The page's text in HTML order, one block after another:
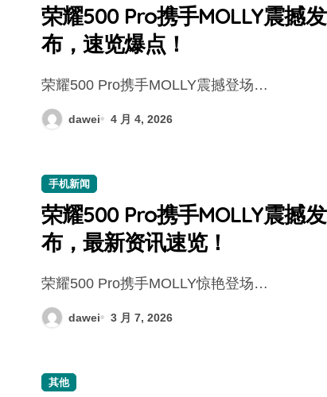
荣耀500 Pro携手MOLLY震撼发
布，速览爆点！
荣耀500 Pro携手MOLLY震撼登场…
dawei 4 月 4, 2026
手机新闻
荣耀500 Pro携手MOLLY震撼发
布，最新资讯速览！
荣耀500 Pro携手MOLLY惊艳登场…
dawei 3 月 7, 2026
其他